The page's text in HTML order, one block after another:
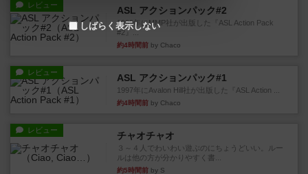
レビュー ASL アクションパック#2
1999年にMMP社が出版した『ASL Action Pack
#2』...
約4時間前 by Chaco
レビュー ASL アクションパック#1
1997年にAvalon Hill社が出版した『ASL Action ...
約4時間前 by Chaco
レビュー チャオチャオ
３～４人でわいわい遊ぶのにちょうどいい。ルー
ルは他の方が分かりやすく書...
約5時間前 by S
しばらく表示しない